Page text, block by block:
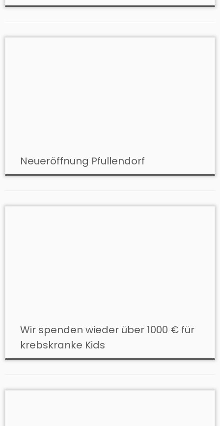
Neueröffnung Pfullendorf
Wir spenden wieder über 1000 € für
krebskranke Kids